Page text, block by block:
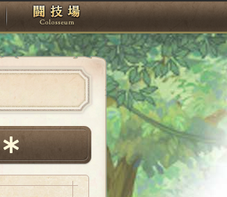
ショップ 闘技場